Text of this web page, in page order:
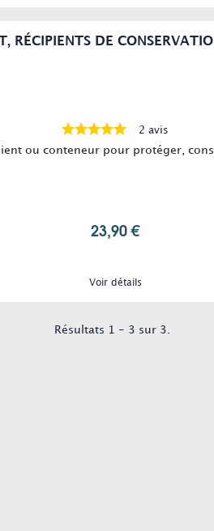
RÉCIPIENTS DE
2 avis
ou conteneur pour protéger,
23,90 €
Voir détails
Résultats 1 - 3 sur 3.